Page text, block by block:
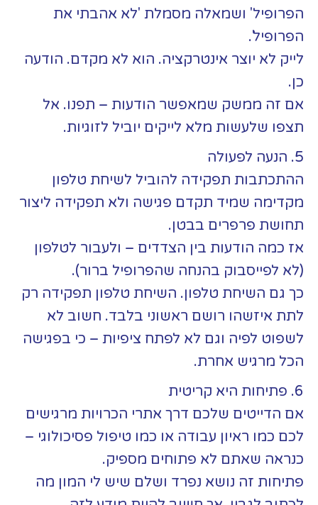
הפרופיל' ושמאלה מסמלת 'לא אהבתי את
הפרופיל'.
לייק לא יוצר אינטרקציה. הוא לא מקדם. הודעה
כן.
אם זה ממשק שמאפשר הודעות – תפנו. אל
תצפו שלעשות מלא לייקים יוביל לזוגיות.
5. הנעה לפעולה
ההתכתבות תפקידה להוביל לשיחת טלפון
מקדימה שמיד תקדם פגישה ולא תפקידה ליצור
תחושת פרפרים בבטן.
אז כמה הודעות בין הצדדים – ולעבור לטלפון
(לא לפייסבוק בהנחה שהפרופיל ברור).
כך גם השיחת טלפון. השיחת טלפון תפקידה רק
לתת איזשהו רושם ראשוני בלבד. חשוב לא
לשפוט לפיה וגם לא לפתח ציפיות – כי בפגישה
הכל מרגיש אחרת.
6. פתיחות היא קריטית
אם הדייטים שלכם דרך אתרי הכרויות מרגישים
לכם כמו ראיון עבודה או כמו טיפול פסיכולוגי –
כנראה שאתם לא פתוחים מספיק.
פתיחות זה נושא נפרד ושלם שיש לי המון מה